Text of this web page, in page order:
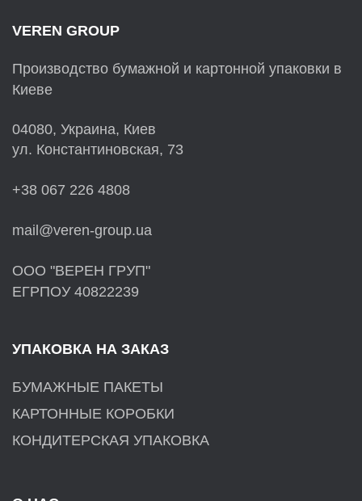
VEREN GROUP
Производство бумажной и картонной упаковки в
Киеве
04080, Украина, Киев
ул. Константиновская, 73
+38 067 226 4808
mail@veren-group.ua
ООО "ВЕРЕН ГРУП"
ЕГРПОУ 40822239
УПАКОВКА НА ЗАКАЗ
БУМАЖНЫЕ ПАКЕТЫ
КАРТОННЫЕ КОРОБКИ
КОНДИТЕРСКАЯ УПАКОВКА